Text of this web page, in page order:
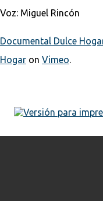
Voz: Miguel Rincón
Documental Dulce
Hogar on Vimeo.